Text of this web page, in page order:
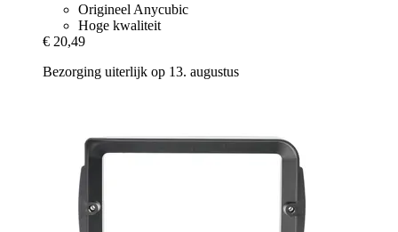
Origineel Anycubic
Hoge kwaliteit
€ 20,49
Bezorging uiterlijk op 13. augustus